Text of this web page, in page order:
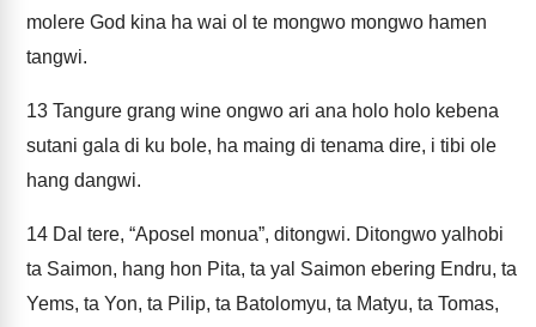
molere God kina ha wai ol te mongwo mongwo hamen
tangwi.
13 Tangure grang wine ongwo ari ana holo holo kebena
sutani gala di ku bole, ha maing di tenama dire, i tibi ole
hang dangwi.
14 Dal tere, “Aposel monua”, ditongwi. Ditongwo yalhobi
ta Saimon, hang hon Pita, ta yal Saimon ebering Endru, ta
Yems, ta Yon, ta Pilip, ta Batolomyu, ta Matyu, ta Tomas,